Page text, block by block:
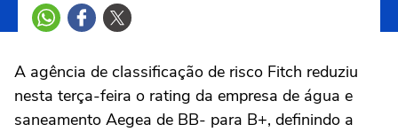
A agência ‌de classificação de risco Fitch reduziu
nesta terça-feira o rating da empresa de água e
saneamento Aegea de BB- para B+, definindo a